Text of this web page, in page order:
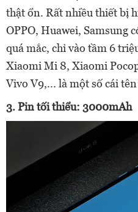
thật ổn. Rất nhiều thiết bị
OPPO, Huawei, Samsung
quá mắc, chỉ vào tầm 6
Xiaomi Mi 8, Xiaomi
Vivo V9,... là một số cái
3. Pin tối thiểu: 3000mAh